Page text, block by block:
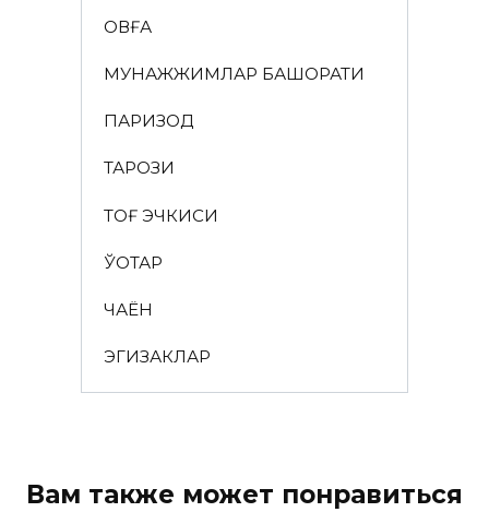
ҚОВҒА
МУНАЖЖИМЛАР БАШОРАТИ
ПАРИЗОД
ТАРОЗИ
ТОҒ ЭЧКИСИ
ЎҚОТАР
ЧАЁН
ЭГИЗАКЛАР
Вам также может понравиться